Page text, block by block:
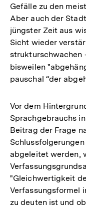
Gefälle zu den
Aber auch der
jüngster Zeit aus
Sicht wieder
strukturschwachen
bisweilen
pauschal “der
Vor dem
Sprachgebrauchs
Beitrag der Frage
abgeleitet werden,
"Gleichwertigkeit
Verfassungsformel
zu deuten ist und